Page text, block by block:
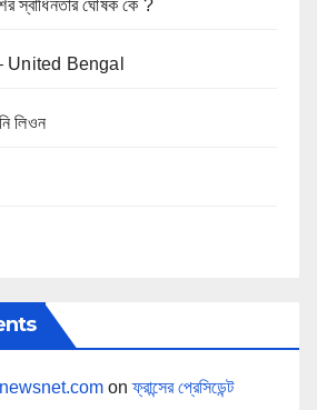
স্বাধিনতার ঘোষক কে ?
– United Bengal
লিওন
onফ্রান্সের প্রেসিডেন্ট